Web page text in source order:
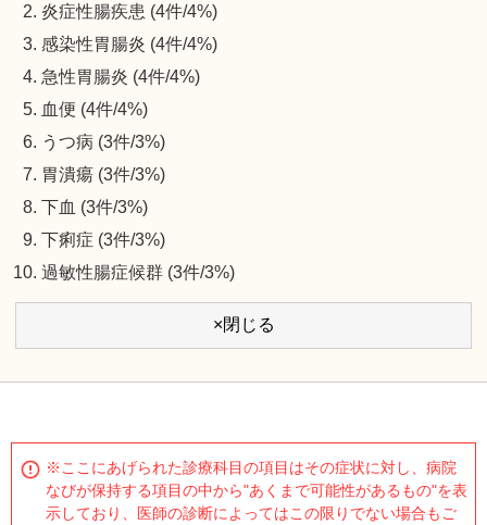
炎症性腸疾患 (4件/4%)
感染性胃腸炎 (4件/4%)
急性胃腸炎 (4件/4%)
血便 (4件/4%)
うつ病 (3件/3%)
胃潰瘍 (3件/3%)
下血 (3件/3%)
下痢症 (3件/3%)
過敏性腸症候群 (3件/3%)
×閉じる
※ここにあげられた診療科目の項目はその症状に対し、病院
なびが保持する項目の中から"あくまで可能性があるもの"を表
示しており、医師の診断によってはこの限りでない場合もご